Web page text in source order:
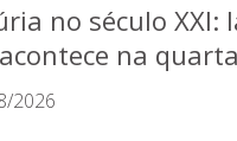
no século XXI:
na
2026